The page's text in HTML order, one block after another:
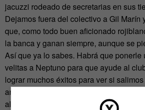
jacuzzi rodeado de secretarias en sus
Dejamos fuera del colectivo a Gil Marín
que, como todo buen aficionado
la banca y ganan siempre, aunque se
Así que ya lo sabes. Habrá que ponerle
velitas a Neptuno para que ayude al
lograr muchos éxitos para ver si
antes mejor. O, parafraseando a
alegre y contento / rojiblancos al